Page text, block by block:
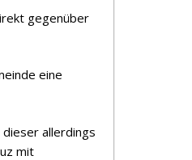
gegenüber
eine
allerdings
mit